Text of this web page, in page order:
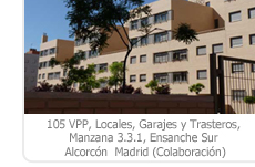
PROYECTO BÁSICO PARA NUEVO
HOSPITAL ELCHE-CREVILLENTE, EN
EL SECTOR E-27, EN ELCHE –
ALICANTE